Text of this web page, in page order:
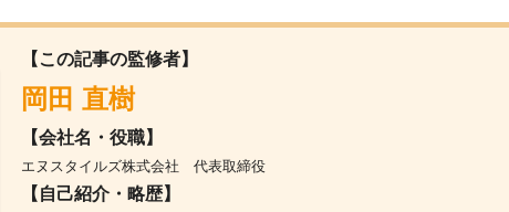
【この記事の監修者】
岡田 直樹
【会社名・役職】
エヌスタイルズ株式会社 代表取締役
【自己紹介・略歴】